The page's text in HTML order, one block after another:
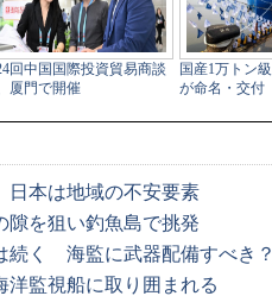
本は地域の不安要素
隙を狙い釣魚島で挑発
続く 海監に武器配備すべき？
洋監視船に取り囲まれる